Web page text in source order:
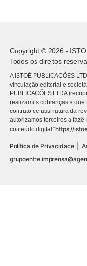
Copyright © 2026 -
Todos os direitos
A ISTOÉ PUBLICAÇÕES
vinculação editorial e
PUBLICACÕES LTDA
realizamos cobranças e que
contrato de assinatura da
autorizamos terceiros a
conteúdo digital “https://
Política de Privacidade |